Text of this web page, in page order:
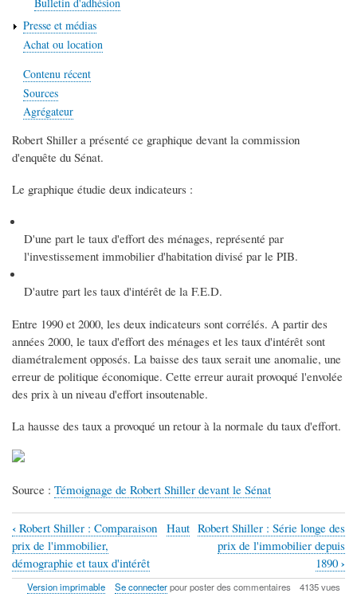
Bulletin d'adhésion
Presse et médias
Achat ou location
Contenu récent
Sources
Agrégateur
Robert Shiller a présenté ce graphique devant la commission
d'enquête du Sénat.
Le graphique étudie deux indicateurs :
D'une part le taux d'effort des ménages, représenté par
l'investissement immobilier d'habitation divisé par le PIB.
D'autre part les taux d'intérêt de la F.E.D.
Entre 1990 et 2000, les deux indicateurs sont corrélés. A partir des
années 2000, le taux d'effort des ménages et les taux d'intérêt sont
diamétralement opposés. La baisse des taux serait une anomalie, une
erreur de politique économique. Cette erreur aurait provoqué l'envolée
des prix à un niveau d'effort insoutenable.
La hausse des taux a provoqué un retour à la normale du taux d'effort.
Source : Témoignage de Robert Shiller devant le Sénat
Liens
transversaux
de
‹ Robert Shiller : Comparaison
prix de l'immobilier,
démographie et taux d'intérêt
Haut Robert Shiller : Série longe des
prix de l'immobilier depuis
1890 ›
Version imprimable Se connecterpour poster des commentaires 4135 vues